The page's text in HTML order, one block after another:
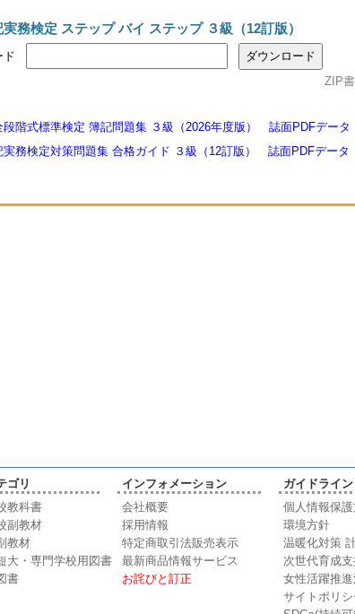
務検定 ステップ バイ ステップ ３級（12訂版）
ド
ZIP
段階式標準検定 簿記問題集 ３級（2026年度版） 誌面PDFデー
実務検定対策問題集 合格ガイド ３級（12訂版） 誌面PDFデー
ゴリ
教科書
副教材
教材
大・専門学校用図書
書
インフォメーション
会社概要
採用情報
特定商取引法販売表示
最新商品情報サービス
お詫びと訂正
ガイドライン
個人情報保
環境方針
温暖化対策
次世代育成支
女性活躍推
サイトポリシ